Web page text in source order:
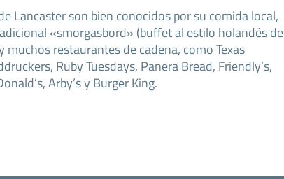
Lancaster son bien conocidos por su comida local,
«smorgasbord» (buffet al estilo holandés de
muchos restaurantes de cadena, como Texas
Ruby Tuesdays, Panera Bread, Friendly’s,
Arby’s y Burger King.